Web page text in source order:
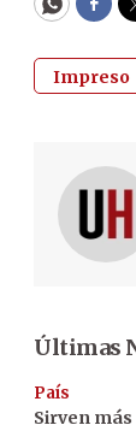
Impreso
Últimas
País
Sirven